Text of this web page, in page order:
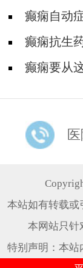
癫痫自动
癫痫抗生
癫痫要从
本站如有转载或
本网站只针
特别声明：本站